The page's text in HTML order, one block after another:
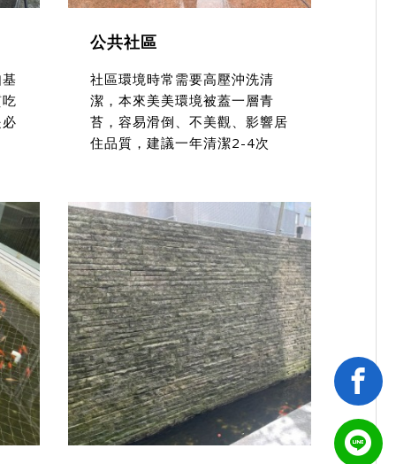
公共社區
社區環境時常需要高壓沖洗清
潔，本來美美環境被蓋一層青
苔，容易滑倒、不美觀、影響居
住品質，建議一年清潔2-4次